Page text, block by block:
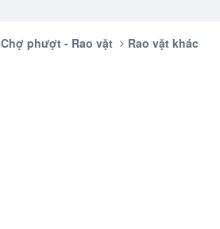
Chợ phượt - Rao vặt Rao vặt khác